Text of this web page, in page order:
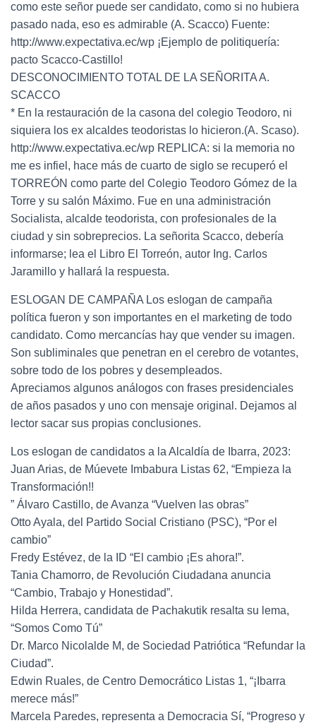
como este señor puede ser candidato, como si no hubiera
pasado nada, eso es admirable (A. Scacco) Fuente:
http://www.expectativa.ec/wp ¡Ejemplo de politiquería:
pacto Scacco-Castillo!
DESCONOCIMIENTO TOTAL DE LA SEÑORITA A.
SCACCO
* En la restauración de la casona del colegio Teodoro, ni
siquiera los ex alcaldes teodoristas lo hicieron.(A. Scaso).
http://www.expectativa.ec/wp REPLICA: si la memoria no
me es infiel, hace más de cuarto de siglo se recuperó el
TORREÓN como parte del Colegio Teodoro Gómez de la
Torre y su salón Máximo. Fue en una administración
Socialista, alcalde teodorista, con profesionales de la
ciudad y sin sobreprecios. La señorita Scacco, debería
informarse; lea el Libro El Torreón, autor Ing. Carlos
Jaramillo y hallará la respuesta.
ESLOGAN DE CAMPAÑA Los eslogan de campaña
política fueron y son importantes en el marketing de todo
candidato. Como mercancías hay que vender su imagen.
Son subliminales que penetran en el cerebro de votantes,
sobre todo de los pobres y desempleados.
Apreciamos algunos análogos con frases presidenciales
de años pasados y uno con mensaje original. Dejamos al
lector sacar sus propias conclusiones.
Los eslogan de candidatos a la Alcaldía de Ibarra, 2023:
Juan Arias, de Múevete Imbabura Listas 62, “Empieza la
Transformación!!
” Álvaro Castillo, de Avanza “Vuelven las obras”
Otto Ayala, del Partido Social Cristiano (PSC), “Por el
cambio”
Fredy Estévez, de la ID “El cambio ¡Es ahora!”.
Tania Chamorro, de Revolución Ciudadana anuncia
“Cambio, Trabajo y Honestidad”.
Hilda Herrera, candidata de Pachakutik resalta su lema,
“Somos Como Tú”
Dr. Marco Nicolalde M, de Sociedad Patriótica “Refundar la
Ciudad”.
Edwin Ruales, de Centro Democrático Listas 1, “¡Ibarra
merece más!”
Marcela Paredes, representa a Democracia Sí, “Progreso y